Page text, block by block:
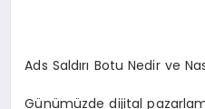
Ads Saldırı Botu Nedir ve
Günümüzde dijital